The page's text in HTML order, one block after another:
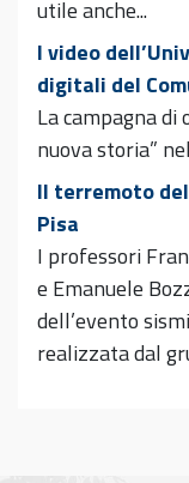
utile anche...
I video
digitali del
La campagna
nuova storia”
Il terremoto
Pisa
I professori
e Emanuele
dell’evento
realizzata dal